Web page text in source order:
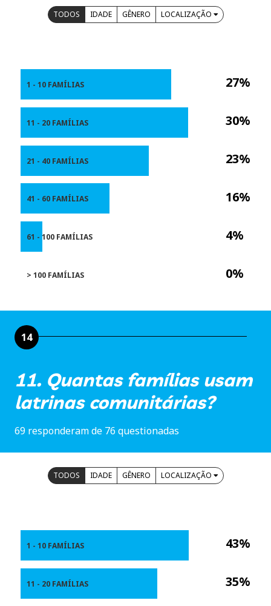
TODOS IDADE GÊNERO LOCALIZAÇÃO
27%
30%
23%
16%
4%
0%
1 - 10 FAMÍLIAS
11 - 20 FAMÍLIAS
21 - 40 FAMÍLIAS
41 - 60 FAMÍLIAS
61 - 100 FAMÍLIAS
> 100 FAMÍLIAS
14
11. Quantas famílias usam
latrinas comunitárias?
69 responderam de 76 questionadas
TODOS IDADE GÊNERO LOCALIZAÇÃO
43%
35%
1 - 10 FAMÍLIAS
11 - 20 FAMÍLIAS